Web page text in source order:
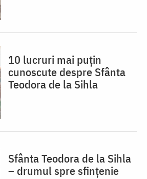
10 lucruri mai puțin
cunoscute despre Sfânta
Teodora de la Sihla
Sfânta Teodora de la Sihla
– drumul spre sfințenie